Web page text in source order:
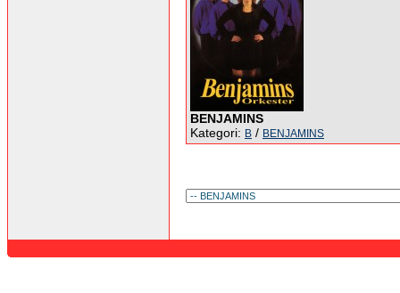
BENJAMINS
Kategori: B / BENJAMINS